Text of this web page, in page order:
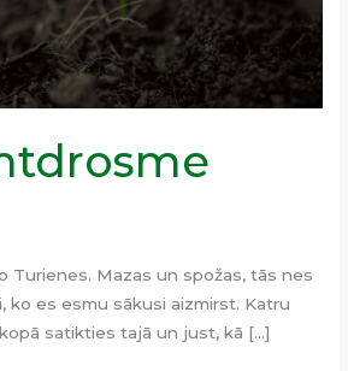
Turienes. Mazas un spožas, tās nes
ko es esmu sākusi aizmirst. Katru
satikties tajā un just, kā […]